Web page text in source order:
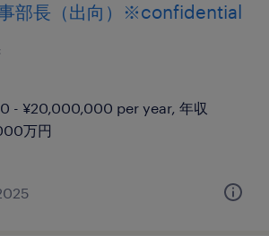
事部長（出向）※confidential
- ¥20,000,000 per year, 年収
万円